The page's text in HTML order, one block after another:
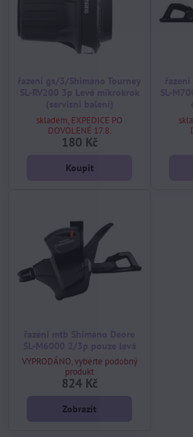
skladem, EXPEDICE PO
DOVOLENÉ 17.8.
180 Kč
Koupit
VYPRODÁNO, vyberte podobný
produkt
824 Kč
Zobrazit